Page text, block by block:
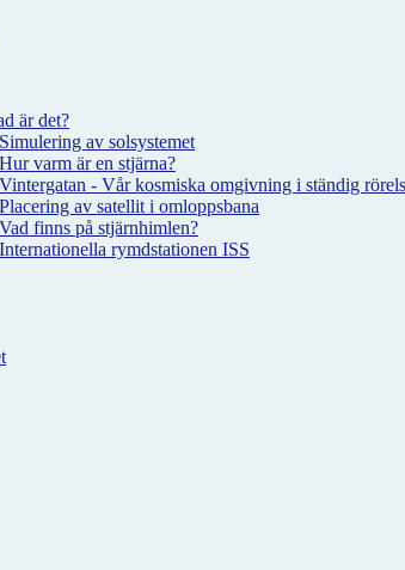
är det?
av solsystemet
varm är en stjärna?
- Vår kosmiska omgivning i ständig
av satellit i omloppsbana
finns på stjärnhimlen?
rymdstationen ISS